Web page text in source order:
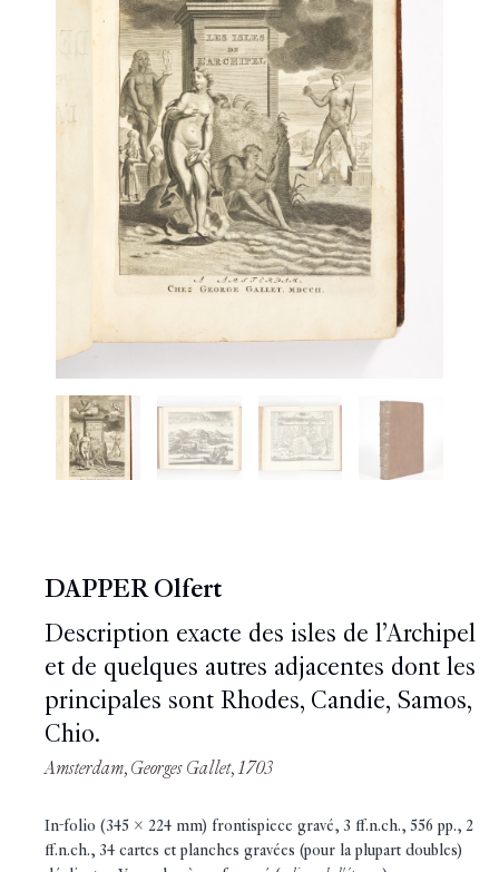
DAPPER Olfert
Description exacte des isles de l’Archipel
et de quelques autres adjacentes dont les
principales sont Rhodes, Candie, Samos,
Chio.
Amsterdam, Georges Gallet, 1703
In-folio (345 x 224 mm) frontispiece gravé, 3 ff.n.ch., 556 pp., 2
ff.n.ch., 34 cartes et planches gravées (pour la plupart doubles)